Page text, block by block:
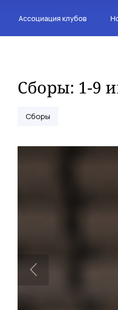
Ассоциация клубов
Сборы: 1-9
Сборы